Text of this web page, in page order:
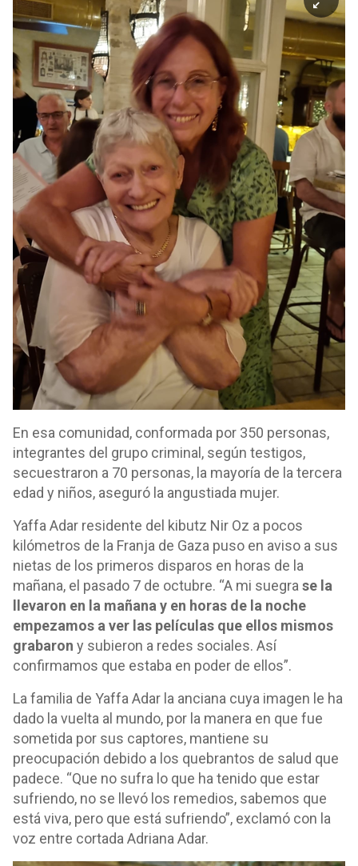
En esa comunidad, conformada por 350 personas,
integrantes del grupo criminal, según testigos,
secuestraron a 70 personas, la mayoría de la tercera
edad y niños, aseguró la angustiada mujer.
Yaffa Adar residente del kibutz Nir Oz a pocos
kilómetros de la Franja de Gaza puso en aviso a sus
nietas de los primeros disparos en horas de la
mañana, el pasado 7 de octubre. “A mi suegra se la
llevaron en la mañana y en horas de la noche
empezamos a ver las películas que ellos mismos
grabaron y subieron a redes sociales. Así
confirmamos que estaba en poder de ellos”.
La familia de Yaffa Adar la anciana cuya imagen le ha
dado la vuelta al mundo, por la manera en que fue
sometida por sus captores, mantiene su
preocupación debido a los quebrantos de salud que
padece. “Que no sufra lo que ha tenido que estar
sufriendo, no se llevó los remedios, sabemos que
está viva, pero que está sufriendo”, exclamó con la
voz entre cortada Adriana Adar.